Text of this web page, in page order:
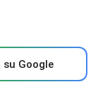
Google